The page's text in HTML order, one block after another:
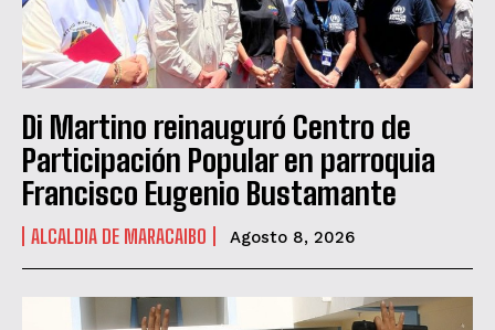
Di Martino reinauguró Centro de
Participación Popular en parroquia
Francisco Eugenio Bustamante
ALCALDIA DE MARACAIBO Agosto 8, 2026